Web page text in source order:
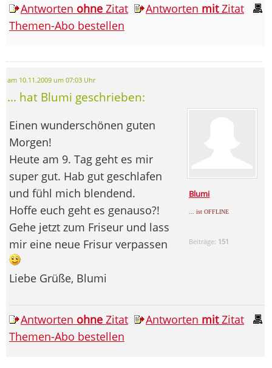
Antworten ohne Zitat Antworten mitZitat
Themen-Abo bestellen
am 10.11.2009 um 07:03 Uhr
... hat Blumi geschrieben:
Blumi
... ist OFFLINE
Beiträge: 151
Einen wunderschönen guten
Morgen!
Heute am 9. Tag geht es mir
super gut. Hab gut geschlafen
und fühl mich blendend.
Hoffe euch geht es genauso?!
Gehe jetzt zum Friseur und lass
mir eine neue Frisur verpassen
Liebe Grüße, Blumi
Antworten ohne Zitat Antworten mitZitat
Themen-Abo bestellen